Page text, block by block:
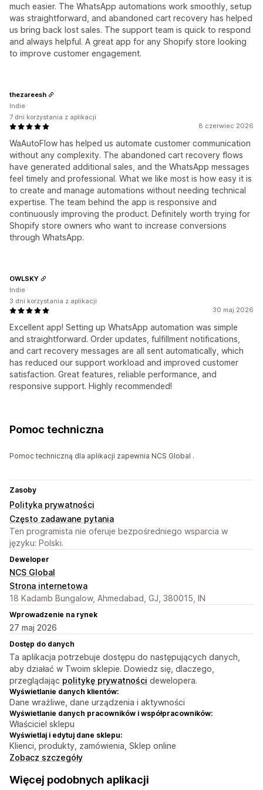
much easier. The WhatsApp automations work smoothly, setup
was straightforward, and abandoned cart recovery has helped
us bring back lost sales. The support team is quick to respond
and always helpful. A great app for any Shopify store looking
to improve customer engagement.
8 czerwiec 2026
WaAutoFlow has helped us automate customer communication
without any complexity. The abandoned cart recovery flows
have generated additional sales, and the WhatsApp messages
feel timely and professional. What we like most is how easy it is
to create and manage automations without needing technical
expertise. The team behind the app is responsive and
continuously improving the product. Definitely worth trying for
Shopify store owners who want to increase conversions
through WhatsApp.
thezareesh
Indie
7 dni korzystania z aplikacji
30 maj 2026
Excellent app! Setting up WhatsApp automation was simple
and straightforward. Order updates, fulfillment notifications,
and cart recovery messages are all sent automatically, which
has reduced our support workload and improved customer
satisfaction. Great features, reliable performance, and
responsive support. Highly recommended!
OWLSKY
Indie
3 dni korzystania z aplikacji
Pomoc techniczna
Pomoc techniczną dla aplikacji zapewnia NCS Global .
Zasoby
Polityka prywatności
Często zadawane pytania
Ten programista nie oferuje bezpośredniego wsparcia w
języku: Polski.
Deweloper
NCS Global
Strona internetowa
18 Kadamb Bungalow, Ahmedabad, GJ, 380015, IN
Wprowadzenie na rynek
27 maj 2026
Dostęp do danych
Ta aplikacja potrzebuje dostępu do następujących danych,
aby działać w Twoim sklepie. Dowiedz się, dlaczego,
przeglądając politykę prywatności dewelopera.
Wyświetlanie danych klientów:
Dane wrażliwe, dane urządzenia i aktywności
Wyświetlanie danych pracowników i współpracowników:
Właściciel sklepu
Wyświetlaj i edytuj dane sklepu:
Klienci, produkty, zamówienia, Sklep online
Zobacz szczegóły
Więcej podobnych aplikacji